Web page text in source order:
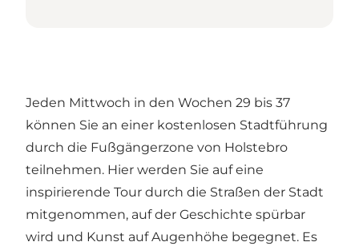
Jeden Mittwoch in den Wochen 29 bis 37
können Sie an einer kostenlosen Stadtführung
durch die Fußgängerzone von Holstebro
teilnehmen. Hier werden Sie auf eine
inspirierende Tour durch die Straßen der Stadt
mitgenommen, auf der Geschichte spürbar
wird und Kunst auf Augenhöhe begegnet. Es